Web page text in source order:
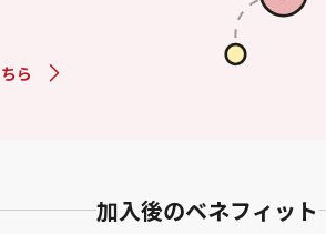
ら
加入後のベネフィット